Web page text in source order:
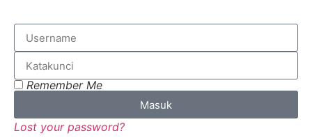
Remember Me
Masuk
Lost your password?